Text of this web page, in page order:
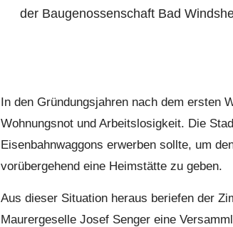
der Baugenossenschaft Bad
In den Gründungsjahren nach dem ersten
Wohnungsnot und Arbeitslosigkeit. Die
Eisenbahnwaggons erwerben sollte, um
vorübergehend eine Heimstätte zu geben.
Aus dieser Situation heraus beriefen der
Maurergeselle Josef Senger eine